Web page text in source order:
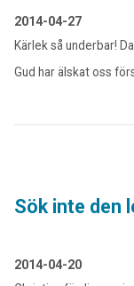
2014-04-27
Kärlek så underbar!
Gud har älskat oss
Sök inte den
2014-04-20